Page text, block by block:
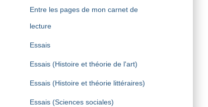
Entre les pages de mon carnet de
lecture
Essais
Essais (Histoire et théorie de l'art)
Essais (Histoire et théorie littéraires)
Essais (Sciences sociales)